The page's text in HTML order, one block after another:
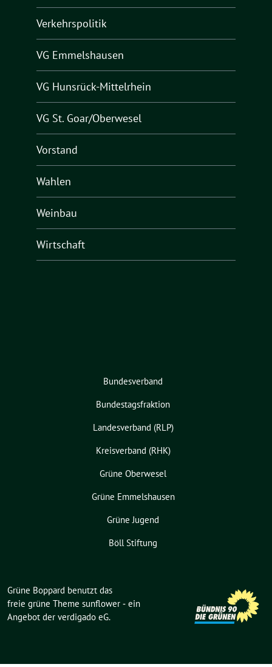
Verkehrspolitik
VG Emmelshausen
VG Hunsrück-Mittelrhein
VG St. Goar/Oberwesel
Vorstand
Wahlen
Weinbau
Wirtschaft
Bundesverband
Bundestagsfraktion
Landesverband (RLP)
Kreisverband (RHK)
Grüne Oberwesel
Grüne Emmelshausen
Grüne Jugend
Böll Stiftung
Grüne Boppard benutzt das
freie grüne Theme sunflower ‐ ein
Angebot der verdigado eG.